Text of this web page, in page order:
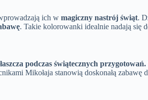
ich w magiczny nastrój świąt.
. Takie kolorowanki idealnie nadają się
podczas świątecznych przygotowań.
Mikołaja stanowią doskonałą